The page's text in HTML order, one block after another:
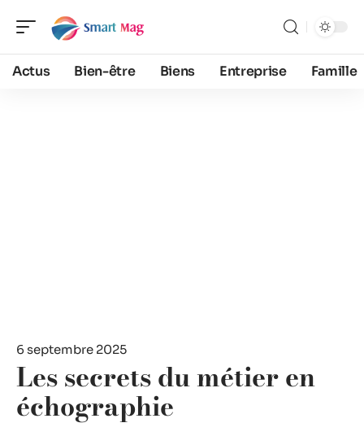
Actus Bien-être Biens Entreprise Famille
6 septembre 2025
Les secrets du métier en
échographie